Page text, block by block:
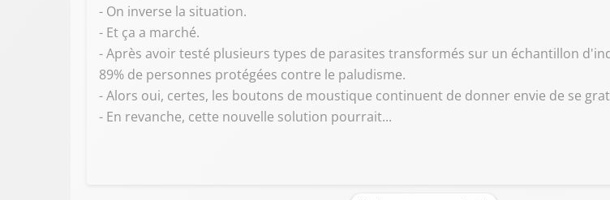
- On inverse la situation.
- Et ça a marché.
- Après avoir testé plusieurs types de parasites transformés sur un échantillon
89% de personnes protégées contre le paludisme.
- Alors oui, certes, les boutons de moustique continuent de donner envie de se
- En revanche, cette nouvelle solution pourrait...